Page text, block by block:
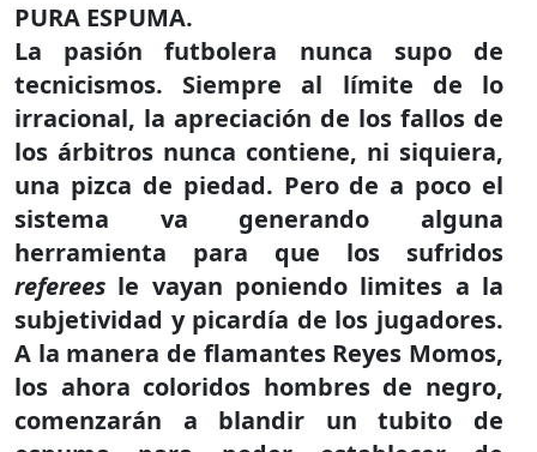
PURA ESPUMA.
La pasión futbolera nunca supo de
tecnicismos. Siempre al límite de lo
irracional, la apreciación de los fallos de
los árbitros nunca contiene, ni siquiera,
una pizca de piedad. Pero de a poco el
sistema va generando alguna
herramienta para que los sufridos
referees le vayan poniendo limites a la
subjetividad y picardía de los jugadores.
A la manera de flamantes Reyes Momos,
los ahora coloridos hombres de negro,
comenzarán a blandir un tubito de